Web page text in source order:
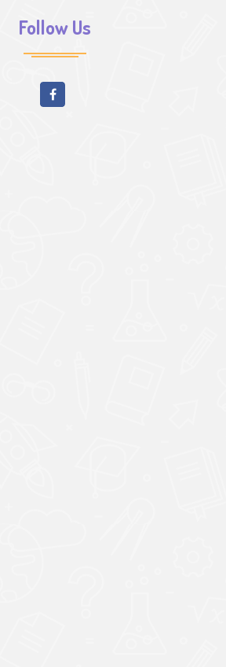
Follow Us